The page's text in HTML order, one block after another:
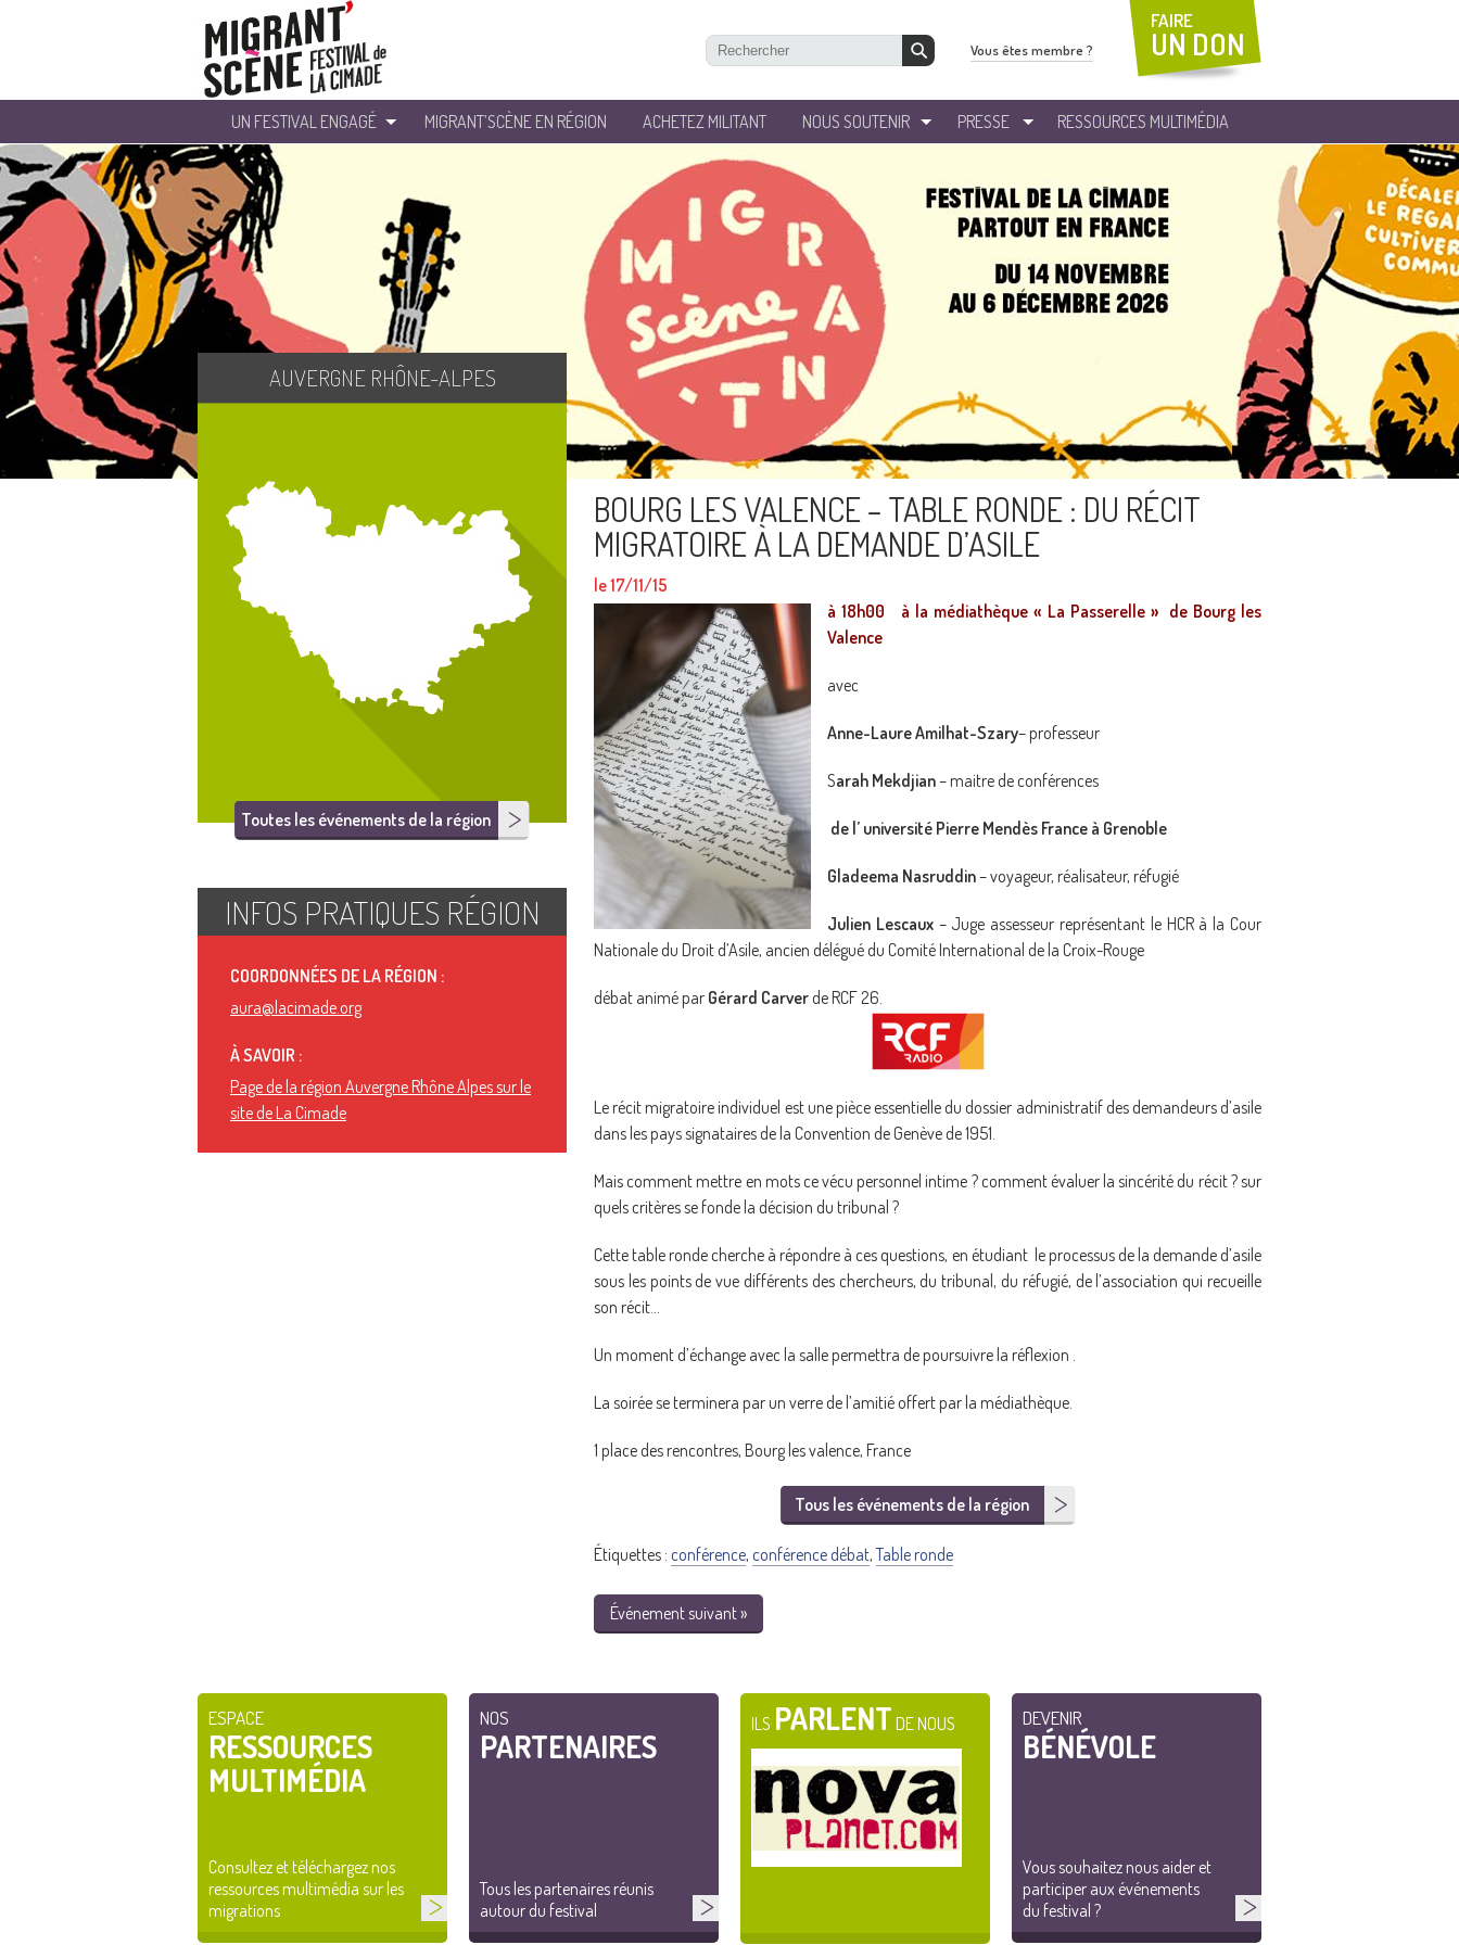
UN FESTIVAL ENGAGÉ MIGRANT’SCÈNE EN RÉGION ACHETEZ MILITANT NOUS SOUTENIR PRESSE RESSOURCES MULTIMÉDIA
Vous êtes membre ?
FAIRE
UN DON
BOURG LES VALENCE – TABLE RONDE : DU RÉCIT
MIGRATOIRE À LA DEMANDE D’ASILE
le 17/11/15
à 18h00 à la médiathèque « La Passerelle » de Bourg les
Valence
avec
Anne-Laure Amilhat-Szary– professeur
Sarah Mekdjian– maitre de conférences
de l’ université Pierre Mendès France à Grenoble
Gladeema Nasruddin– voyageur, réalisateur, réfugié
Julien Lescaux– Juge assesseur représentant le HCR à la Cour
Nationale du Droit d’Asile, ancien délégué du Comité International de la Croix-Rouge
débat animé par Gérard Carver de RCF 26.
Le récit migratoire individuel est une pièce essentielle du dossier administratif des demandeurs d’asile
dans les pays signataires de la Convention de Genève de 1951.
Mais comment mettre en mots ce vécu personnel intime ? comment évaluer la sincérité du récit ? sur
quels critères se fonde la décision du tribunal ?
Cette table ronde cherche à répondre à ces questions, en étudiant le processus de la demande d’asile
sous les points de vue différents des chercheurs, du tribunal, du réfugié, de l’association qui recueille
son récit…
Un moment d’échange avec la salle permettra de poursuivre la réflexion .
La soirée se terminera par un verre de l’amitié offert par la médiathèque.
1 place des rencontres, Bourg les valence, France
Tous les événements de la région
Étiquettes : conférence, conférence débat,Table ronde
Événement suivant »
AUVERGNE RHÔNE-ALPES
Toutes les événements de la région
INFOS PRATIQUES RÉGION
COORDONNÉES DE LA RÉGION :
aura@lacimade.org
À SAVOIR :
Page de la région Auvergne Rhône Alpes sur le
site de La Cimade
ESPACE
RESSOURCES
MULTIMÉDIA
Consultez et téléchargez nos
ressources multimédia sur les
migrations
NOS
PARTENAIRES
Tous les partenaires réunis
autour du festival
ILS PARLENT DE NOUS DEVENIR
BÉNÉVOLE
Vous souhaitez nous aider et
participer aux événements
du festival ?